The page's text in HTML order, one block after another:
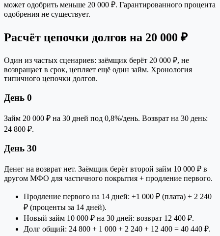
может одобрить меньше 20 000 ₽. Гарантированного процента
одобрения не существует.
Расчёт цепочки долгов на 20 000 ₽
Один из частых сценариев: заёмщик берёт 20 000 ₽, не
возвращает в срок, цепляет ещё один займ. Хронология
типичного цепочки долгов.
День 0
Займ 20 000 ₽ на 30 дней под 0,8%/день. Возврат на 30 день:
24 800 ₽.
День 30
Денег на возврат нет. Заёмщик берёт второй займ 10 000 ₽ в
другом МФО для частичного покрытия + продление первого.
Продление первого на 14 дней: +1 000 ₽ (плата) + 2 240
₽ (проценты за 14 дней).
Новый займ 10 000 ₽ на 30 дней: возврат 12 400 ₽.
Долг общий: 24 800 + 1 000 + 2 240 + 12 400 = 40 440 ₽.